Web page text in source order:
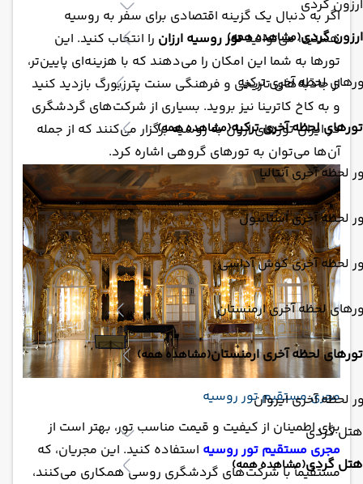
ارزون گردی
ارزون گردی(مشاهده همه)
لحظه آخری ترکیه
تورهای لحظه آخری ترکیه(مشاهده همه)
لحظه آخری آنتالیا
لحظه آخری استانبول
لحظه آخری کوش آداسی
لحظه آخری ارمنستان
تورهای لحظه آخری ارمنستان(مشاهده همه)
لحظه آخری ایروان
هتل گردی
هتل گردی(مشاهده همه)
اگر به دنبال یک گزینه اقتصادی برای سفر به روسیه
هستید، می‌توانیدتور روسیه ارزان را انتخاب کنید. این
تورها به شما این امکان را می‌دهند که با هزینه‌ای پایین‌تر،
از جاذبه‌های تاریخی و فرهنگی سنت پترزبورگ بازدید کنید
و به کاخ کاترینا نیز بروید. بسیاری از شرکت‌های گردشگری
در ایران تورهای ارزان به روسیه برگزار می‌کنند که از جمله
آن‌ها می‌توان به تورهای گروهی اشاره کرد.
مجری مستقیم تور روسیه
برای اطمینان از کیفیت و قیمت مناسب تور، بهتر است از
مجری مستقیم تور روسیه استفاده کنید. این مجریان، که
مستقیماً با شرکت‌های گردشگری روسی همکاری می‌کنند،